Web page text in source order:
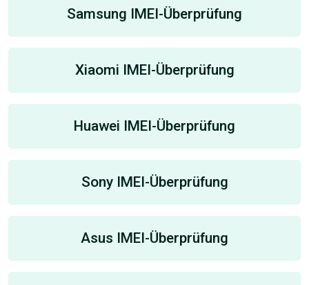
Samsung IMEI-Überprüfung
Xiaomi IMEI-Überprüfung
Huawei IMEI-Überprüfung
Sony IMEI-Überprüfung
Asus IMEI-Überprüfung